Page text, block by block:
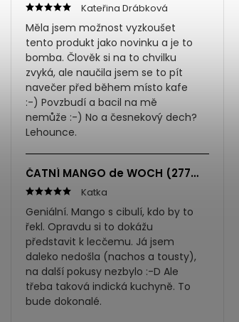
Kateřina Drábková
Měla jsem možnost vyzkoušet
tento produkt jako novinku a je to
bomba. Člověk si na to chvilku
zvyká, ale naučila jsem se to pít
navečer před během místo kafe
:-) Povzbudí a bacil na mě
nemůže :-) No a česnekový dech?
Lehounce.
ČATNÍ MANGO de WOCH (277ml)
Katka
Geniální. Mango s cibulí, kdo by to
řekl. Opravdu si to dokážu
představit k lecčemu. Já jsem
daleko nedošla (nachos a tousty),
na další pokusy nezbylo :-D Ale
třeba taková indická kuchyně. To
bude dokonalé.